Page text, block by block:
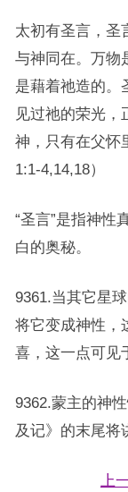
太初有圣言，圣
与神同在。万物
是藉着祂造的。
见过祂的荣光，
神，只有在父怀
1:1-4,14,18）
“圣言”是指神性
白的奥秘。
9361.当其它星
将它变成神性，
喜，这一点可见
9362.蒙主的神
及记》的末尾将
上